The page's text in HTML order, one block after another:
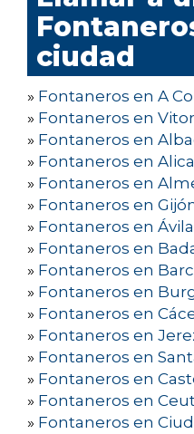
ciudad
» Fontaneros en A
» Fontaneros en
» Fontaneros en
» Fontaneros en
» Fontaneros en
» Fontaneros en
» Fontaneros en Ávila
» Fontaneros en
» Fontaneros en
» Fontaneros en
» Fontaneros en
» Fontaneros en
» Fontaneros en
» Fontaneros en
» Fontaneros en
» Fontaneros en